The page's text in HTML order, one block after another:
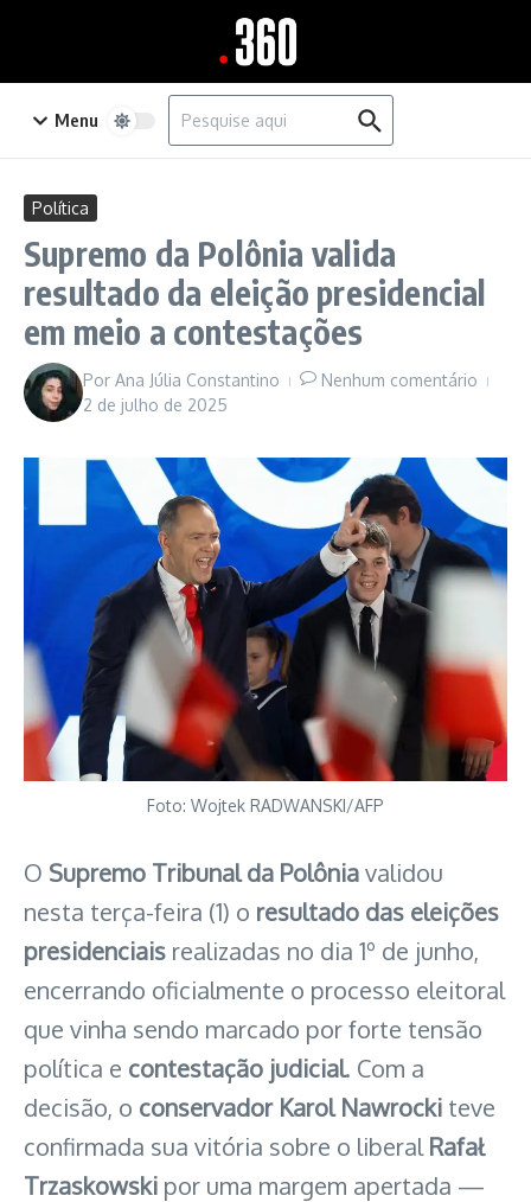
Menu
Procurar por:
Política
Supremo da Polônia valida
resultado da eleição presidencial
em meio a contestações
Por Ana Júlia Constantino
Nenhum comentário
2 de julho de 2025
Foto: Wojtek RADWANSKI/AFP
O Supremo Tribunal da Polôniavalidou
nesta terça-feira (1) o resultado das eleições
presidenciais realizadas no dia 1º de junho,
encerrando oficialmente o processo eleitoral
que vinha sendo marcado por forte tensão
política e contestação judicial. Com a
decisão, o conservador Karol Nawrocki teve
confirmada sua vitória sobre o liberalRafał
Trzaskowski por uma margem apertada —